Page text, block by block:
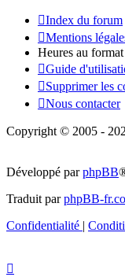
Index du forum
Mentions
Heures au format
Guide
Supprimer les
Nous contacter
Copyright © 2005 -
Développé parphpBB
Traduit parphpBB-
Confidentialité |